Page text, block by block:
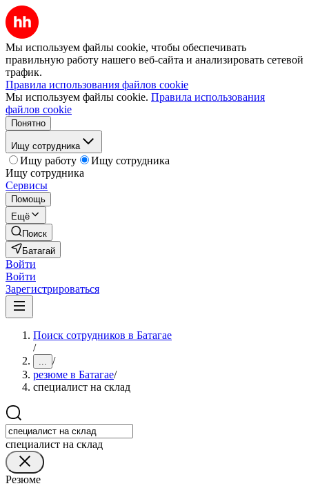
Мы используем файлы cookie, чтобы обеспечивать
правильную работу нашего веб-сайта и анализировать сетевой
трафик.
Правила использования файлов cookie
Мы используем файлы cookie. Правила использования
файлов cookie
Понятно
Ищу сотрудника
Ищу работу
Ищу сотрудника
Ищу сотрудника
Сервисы
Помощь
Ещё
Поиск
Батагай
Войти
Войти
Зарегистрироваться
Поиск сотрудников в Батагае
/
... /
резюме в Батагае/
специалист на склад
специалист на склад
Резюме